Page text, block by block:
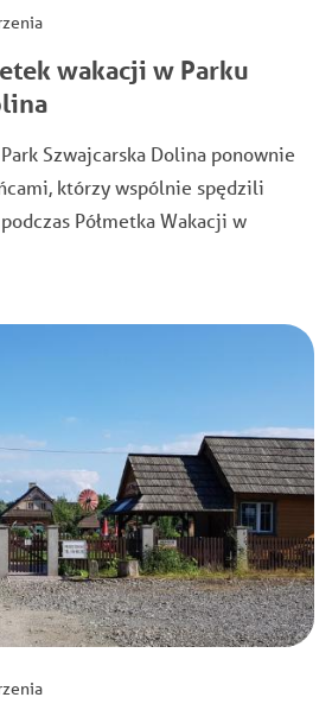
wakacji w Parku
Szwajcarska Dolina ponownie
którzy wspólnie spędzili
Półmetka Wakacji w